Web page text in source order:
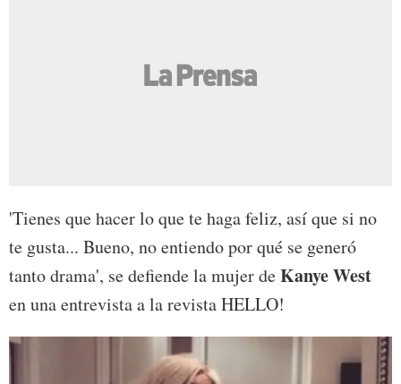
'Tienes que hacer lo que te haga feliz, así que si no
te gusta... Bueno, no entiendo por qué se generó
tanto drama', se defiende la mujer deKanye West
en una entrevista a la revista HELLO!